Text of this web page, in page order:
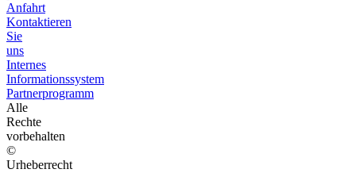
Anfahrt
Kontaktieren
Sie
uns
Internes
Informationssystem
Partnerprogramm
Alle
Rechte
vorbehalten
©
Urheberrecht